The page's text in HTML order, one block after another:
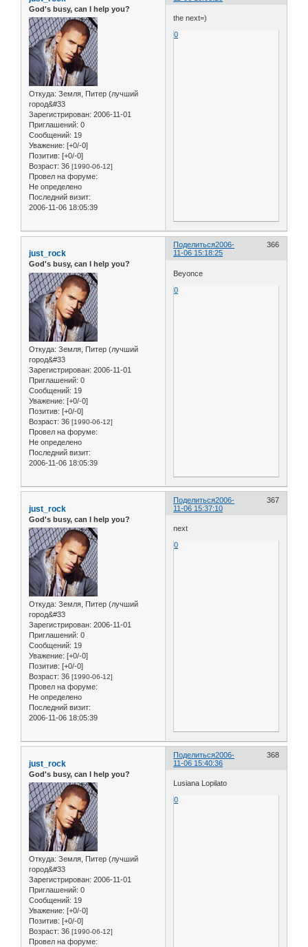
God's busy, can I help you?
Откуда: Земля, Питер (лучший
город&#33
Зарегистрирован: 2006-11-01
Приглашений: 0
Сообщений: 19
Уважение: [+0/-0]
Позитив: [+0/-0]
Возраст: 36 [1990-06-12]
Провел на форуме:
Не определено
Последний визит:
2006-11-06 18:05:39
the next=)
0
Поделиться 366
2006-
11-06 15:18:25
just_rock
God's busy, can I help you?
Откуда: Земля, Питер (лучший
город&#33
Зарегистрирован: 2006-11-01
Приглашений: 0
Сообщений: 19
Уважение: [+0/-0]
Позитив: [+0/-0]
Возраст: 36 [1990-06-12]
Провел на форуме:
Не определено
Последний визит:
2006-11-06 18:05:39
Beyonce
0
Поделиться 367
2006-
11-06 15:37:10
just_rock
God's busy, can I help you?
Откуда: Земля, Питер (лучший
город&#33
Зарегистрирован: 2006-11-01
Приглашений: 0
Сообщений: 19
Уважение: [+0/-0]
Позитив: [+0/-0]
Возраст: 36 [1990-06-12]
Провел на форуме:
Не определено
Последний визит:
2006-11-06 18:05:39
next
0
Поделиться 368
2006-
11-06 15:40:36
just_rock
God's busy, can I help you?
Откуда: Земля, Питер (лучший
город&#33
Зарегистрирован: 2006-11-01
Приглашений: 0
Сообщений: 19
Уважение: [+0/-0]
Позитив: [+0/-0]
Возраст: 36 [1990-06-12]
Провел на форуме:
Lusiana Lopilato
0